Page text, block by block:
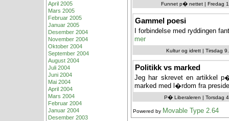
April 2005
Mars 2005
Februar 2005
Januar 2005
Desember 2004
November 2004
Oktober 2004
September 2004
August 2004
Juli 2004
Juni 2004
Mai 2004
April 2004
Mars 2004
Februar 2004
Januar 2004
Desember 2003
Funnet p� nettet | Fredag
Gammel poesi
I forbindelse med ryddingen
mer
Kultur og idrett | Tirsdag
Politikk vs marked
Jeg har skrevet en artikkel
marked med l�rdom fra
P� Liberaleren | Torsdag
Powered by Movable Type 2.64